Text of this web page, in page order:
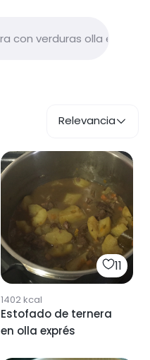
Relevancia
11
1402kcal
Estofado de ternera
en olla exprés